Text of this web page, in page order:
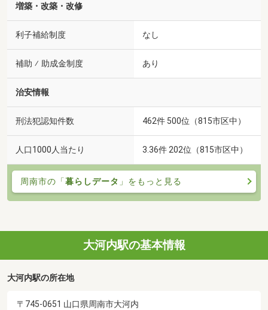
増築・改築・改修
利子補給制度 なし
補助 ⁄ 助成金制度 あり
治安情報
刑法犯認知件数 462件 500位（815市区中）
人口1000人当たり 3.36件 202位（815市区中）
周南市の「暮らしデータ 」をもっと見る
大河内駅の基本情報
大河内駅の所在地
〒745-0651 山口県周南市大河内